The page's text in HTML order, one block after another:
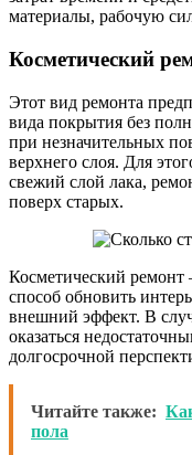
материалы, рабочую
Косметический
Этот вид ремонта
вида покрытия без
при незначительных
верхнего слоя. Для
свежий слой лака,
поверх старых.
Косметический
способ обновить
внешний эффект. В
оказаться
долгосрочной
Читайте также:
пола